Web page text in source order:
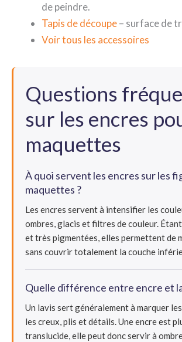
de peindre.
Tapis de découpe– surface de
Voir tous les accessoires
Questions
sur les encres
maquettes
À quoi servent les encres sur les
maquettes ?
Les encres servent à intensifier les
ombres, glacis et filtres de couleur.
et très pigmentées, elles permettent de
sans couvrir totalement la couche
Quelle différence entre encre et
Un lavis sert généralement à marquer
les creux, plis et détails. Une encre est
translucide, elle peut donc servir à